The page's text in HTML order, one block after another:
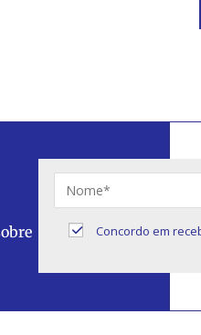
Concordo em